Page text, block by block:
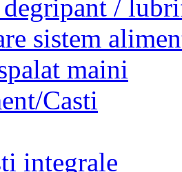
degripant /
sistem
maini
Casti
integrale